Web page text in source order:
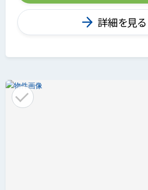
詳細を見る